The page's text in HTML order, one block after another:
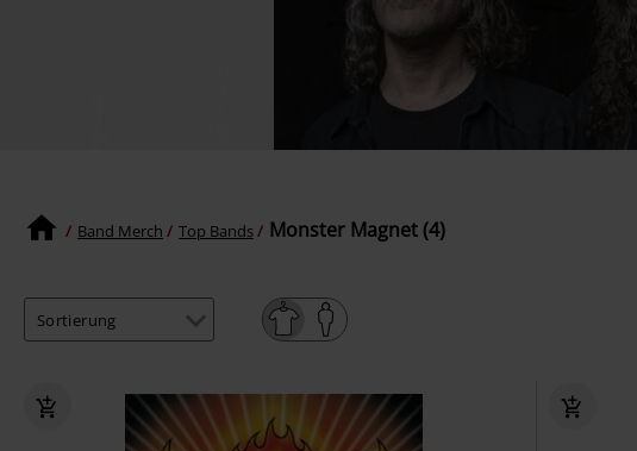
Band Merch Top Bands Monster Magnet (4)